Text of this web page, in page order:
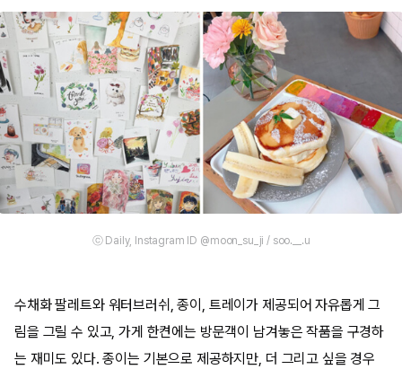
ⓒ Daily, Instagram ID @moon_su_ji / soo.__.u
수채화 팔레트와 워터브러쉬, 종이, 트레이가 제공되어 자유롭게 그
림을 그릴 수 있고, 가게 한켠에는 방문객이 남겨놓은 작품을 구경하
는 재미도 있다. 종이는 기본으로 제공하지만, 더 그리고 싶을 경우